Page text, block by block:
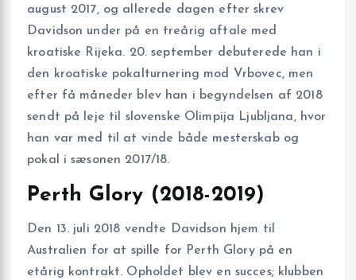
august 2017, og allerede dagen efter skrev
Davidson under på en treårig aftale med
kroatiske Rijeka. 20. september debuterede han i
den kroatiske pokalturnering mod Vrbovec, men
efter få måneder blev han i begyndelsen af 2018
sendt på leje til slovenske Olimpija Ljubljana, hvor
han var med til at vinde både mesterskab og
pokal i sæsonen 2017/18.
Perth Glory (2018-2019)
Den 13. juli 2018 vendte Davidson hjem til
Australien for at spille for Perth Glory på en
etårig kontrakt. Opholdet blev en succes; klubben